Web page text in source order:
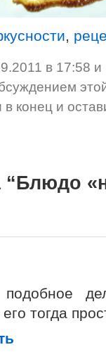
,
в 17:58
конец и
тогда